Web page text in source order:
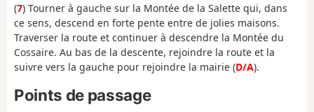
(7) Tourner à gauche sur la Montée de la Salette qui, dans
ce sens, descend en forte pente entre de jolies maisons.
Traverser la route et continuer à descendre la Montée du
Cossaire. Au bas de la descente, rejoindre la route et la
suivre vers la gauche pour rejoindre la mairie (D/A).
Points de passage